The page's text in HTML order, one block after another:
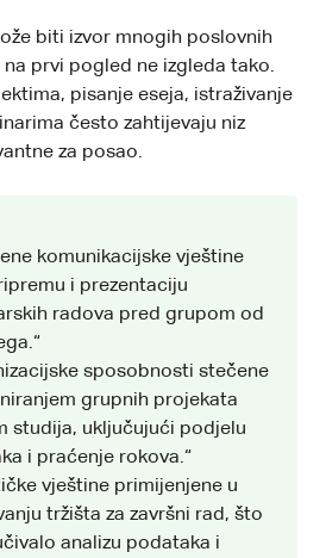
biti izvor mnogih poslovnih
prvi pogled ne izgleda tako.
pisanje eseja, istraživanje
često zahtijevaju niz
za posao.
komunikacijske vještine
i prezentaciju
radova pred grupom od
sposobnosti stečene
grupnih projekata
studija, uključujući podjelu
i praćenje rokova.“
vještine primijenjene u
tržišta za završni rad, što
analizu podataka i